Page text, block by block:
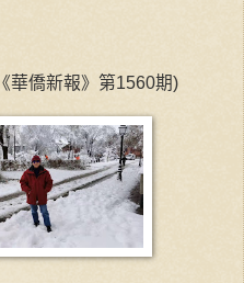
華僑新報》第1560期)